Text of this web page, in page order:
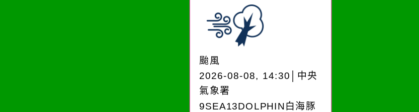
颱風
2026-08-08, 14:30│中央
氣象署
9SEA13DOLPHIN白海豚